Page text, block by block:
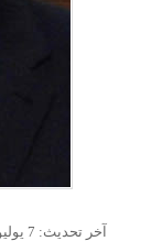
آخر تحديث: 7 يوليوز 2026 - 1:32 ص